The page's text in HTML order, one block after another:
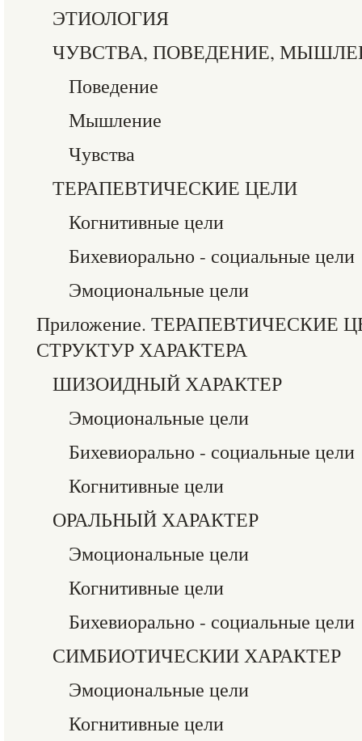
ЭТИОЛОГИЯ
ЧУВСТВА, ПОВЕДЕНИЕ,
Поведение
Мышление
Чувства
ТЕРАПЕВТИЧЕСКИЕ ЦЕЛИ
Когнитивные цели
Бихевиорально - социальные цели
Эмоциональные цели
Приложение. ТЕРАПЕВТИЧЕСКИЕ
СТРУКТУР ХАРАКТЕРА
ШИЗОИДНЫЙ ХАРАКТЕР
Эмоциональные цели
Бихевиорально - социальные цели
Когнитивные цели
ОРАЛЬНЫЙ ХАРАКТЕР
Эмоциональные цели
Когнитивные цели
Бихевиорально - социальные цели
СИМБИОТИЧЕСКИИ ХАРАКТЕР
Эмоциональные цели
Когнитивные цели